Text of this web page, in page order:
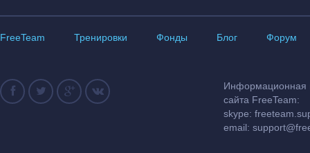
FreeTeam Тренировки Фонды Блог Форум
Информационная
сайта FreeTeam:
skype:
email: